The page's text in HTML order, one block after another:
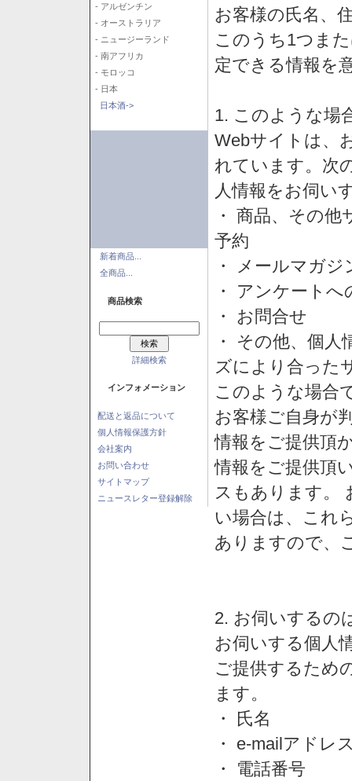
- アルゼンチン
- オーストラリア
- ニュージーランド
- 南アフリカ
- モロッコ
- 日本
日本酒->
新着商品...
全商品...
商品検索
詳細検索
インフォメーション
配送と返品について
個人情報保護方針
会社案内
お問い合わせ
サイトマップ
ニュースレター登録解除
お客様の氏名、
このうち1つま
定できる情報を
1. このような場
Webサイトは、
れています。次
人情報をお伺い
・ 商品、その
予約
・ メールマガ
・ アンケートへ
・ お問合せ
・ その他、個
ズにより合った
このような場合
お客様ご自身が
情報をご提供頂
情報をご提供頂
スもあります。
い場合は、これ
ありますので、
2. お伺いするの
お伺いする個人
ご提供するため
ます。
・ 氏名
・ e-mailアドレ
・ 電話番号